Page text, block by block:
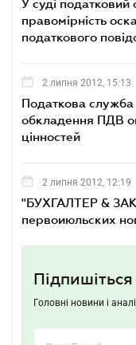
У суді
правомірність
податкового
2 липня 2012, 15:13
Податкова служба
обкладення ПДВ
цінностей
2 липня 2012, 12:19
"БУХГАЛТЕР &
первоиюльских
Головні новини і